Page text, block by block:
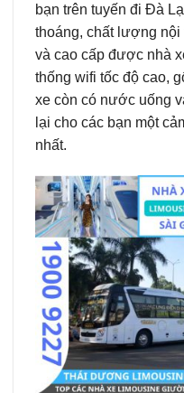
bạn trên tuyến đi Đà
thoáng, chất lượng nội
và cao cấp được nhà
thống wifi tốc độ cao,
xe còn có nước uống
lại cho các bạn một
nhất.